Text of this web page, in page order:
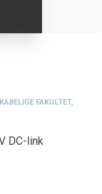
FAKULTET,
DC-link
Fakultet